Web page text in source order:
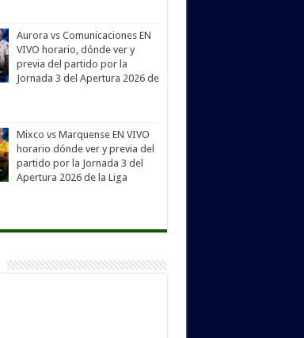
Aurora vs Comunicaciones EN
VIVO horario, dónde ver y
previa del partido por la
Jornada 3 del Apertura 2026 de
Mixco vs Marquense EN VIVO
horario dónde ver y previa del
partido por la Jornada 3 del
Apertura 2026 de la Liga